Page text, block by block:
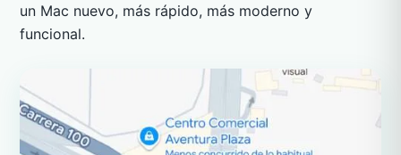
un Mac nuevo, más rápido, más moderno y
funcional.